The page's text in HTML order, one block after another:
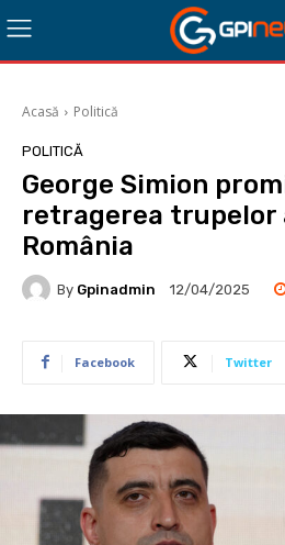
Acasă Politică
POLITICĂ
George Simion
retragerea trupelor
România
By Gpinadmin 12/04/2025
Facebook Twitter